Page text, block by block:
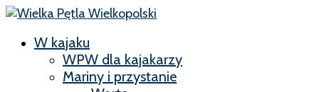
W kajaku
WPW dla kajakarzy
Mariny i przystanie